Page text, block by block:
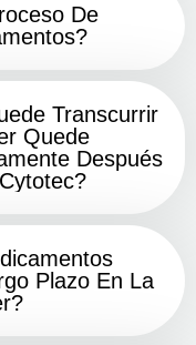
De
Transcurrir
Quede
Después
Plazo En La